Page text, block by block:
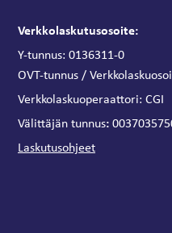
Verkkolaskutusosoite:
Y-tunnus: 0136311-0
OVT-tunnus /
Verkkolaskuoperaattori: CGI
Välittäjän tunnus:
Laskutusohjeet